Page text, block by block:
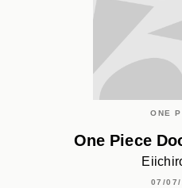
ONE
One Piece
07/